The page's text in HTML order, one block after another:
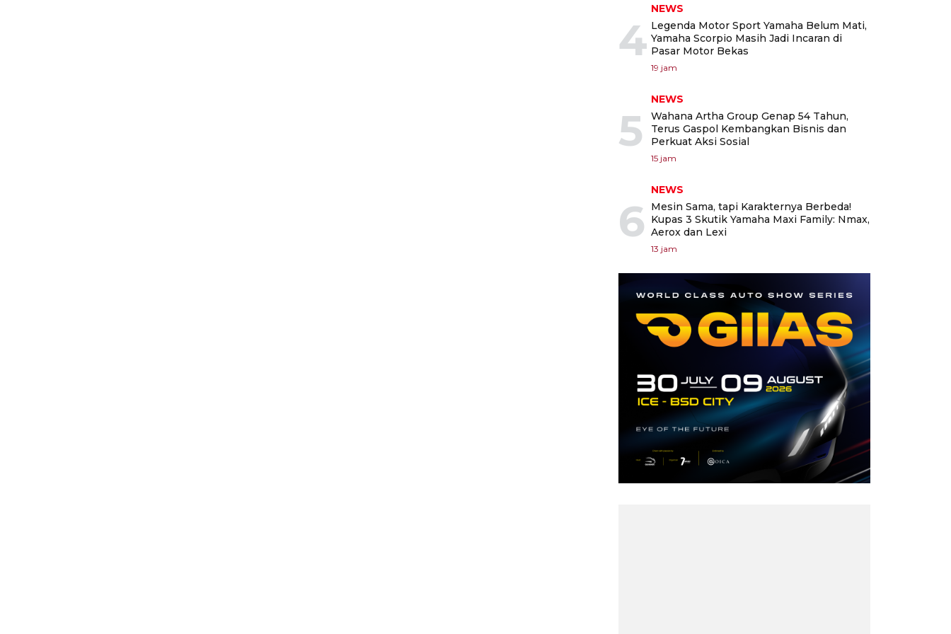
4
NEWS
Legenda Motor Sport Yamaha Belum Mati,
Yamaha Scorpio Masih Jadi Incaran di
Pasar Motor Bekas
19 jam
5
NEWS
Wahana Artha Group Genap 54 Tahun,
Terus Gaspol Kembangkan Bisnis dan
Perkuat Aksi Sosial
15 jam
6
NEWS
Mesin Sama, tapi Karakternya Berbeda!
Kupas 3 Skutik Yamaha Maxi Family: Nmax,
Aerox dan Lexi
13 jam